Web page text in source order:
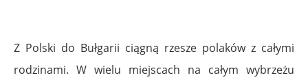
Z Polski do Bułgarii ciągną rzesze polaków z całymi
rodzinami. W wielu miejscach na całym wybrzeżu